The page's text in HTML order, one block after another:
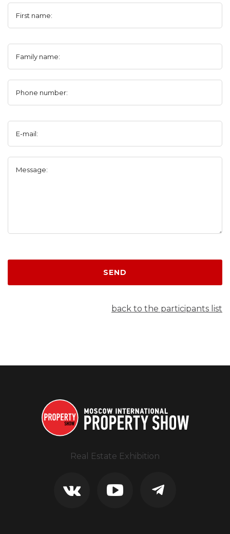
First name:
Family name:
Phone number:
E-mail:
Message:
SEND
back to the participants list
Real Estate Exhibition